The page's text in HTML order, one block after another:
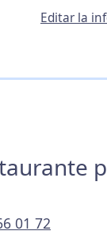
Editar la
01 72